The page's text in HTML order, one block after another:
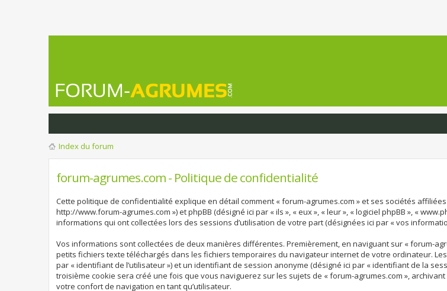
Index du forum
forum-agrumes.com - Politique de confidentialité
Cette politique de confidentialité explique en détail comment « forum-agrumes.com » et ses sociétés
http://www.forum-agrumes.com ») et phpBB (désigné ici par « ils », « eux », « leur », « logiciel phpBB », «
informations qui ont collectées lors des sessions d’utilisation de votre part (désignées ici par « vos
Vos informations sont collectées de deux manières différentes. Premièrement, en naviguant sur « forum-
petits fichiers texte téléchargés dans les fichiers temporaires du navigateur internet de votre ordinateur.
par « identifiant de l’utilisateur ») et un identifiant de session anonyme (désigné ici par « identifiant de la
troisième cookie sera créé une fois que vous naviguerez sur les sujets de « forum-agrumes.com »,
votre confort de navigation en tant qu’utilisateur.